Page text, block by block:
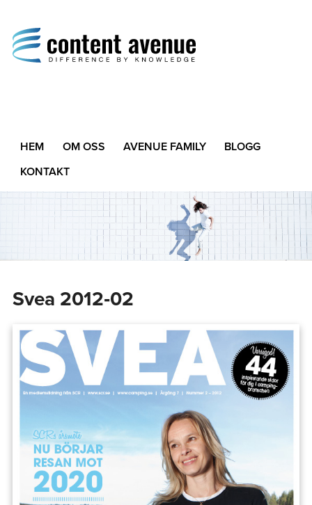
Difference by Knowledge
HEM OM OSS AVENUE FAMILY
BLOGG
KONTAKT
Svea 2012‑02